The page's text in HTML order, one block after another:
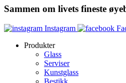
Sammen om livets fineste
Instagram
Produkter
Glass
Serviser
Kunstglass
Bestikk